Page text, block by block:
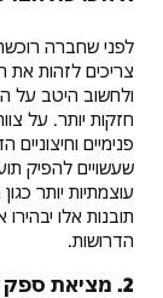
לפני שחברה
צריכים לזהות את
ולחשוב היטב על
חזקות יותר. על
פנימיים
שעשויים להפיק
עוצמתיות יותר
תובנות אלו
הדרושות.
2. מציאת ספק הפלטפורמה הנכון